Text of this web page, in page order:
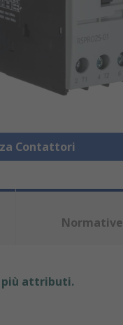
Contattori
Normative
più attributi.